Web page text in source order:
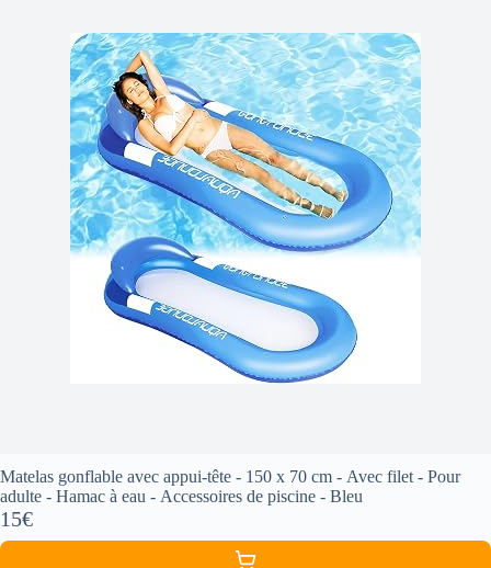
Matelas gonflable avec appui-tête - 150 x 70 cm - Avec filet - Pour
adulte - Hamac à eau - Accessoires de piscine - Bleu
15€